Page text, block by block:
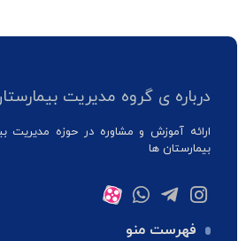
درباره ی گروه مدیریت
ارائه آموزش و مشاوره در حوزه مدیریت
بیمارستان ها
فهرست منو